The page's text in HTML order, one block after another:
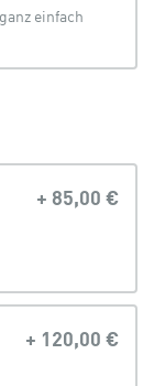
einfach
+ 85,00 €
+ 120,00 €